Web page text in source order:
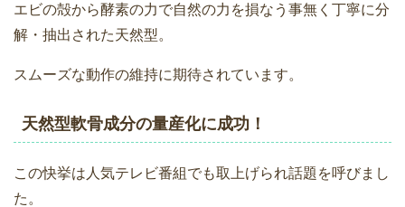
エビの殻から酵素の力で自然の力を損なう事無く丁寧に分
解・抽出された天然型。
スムーズな動作の維持に期待されています。
天然型軟骨成分の量産化に成功！
この快挙は人気テレビ番組でも取上げられ話題を呼びまし
た。